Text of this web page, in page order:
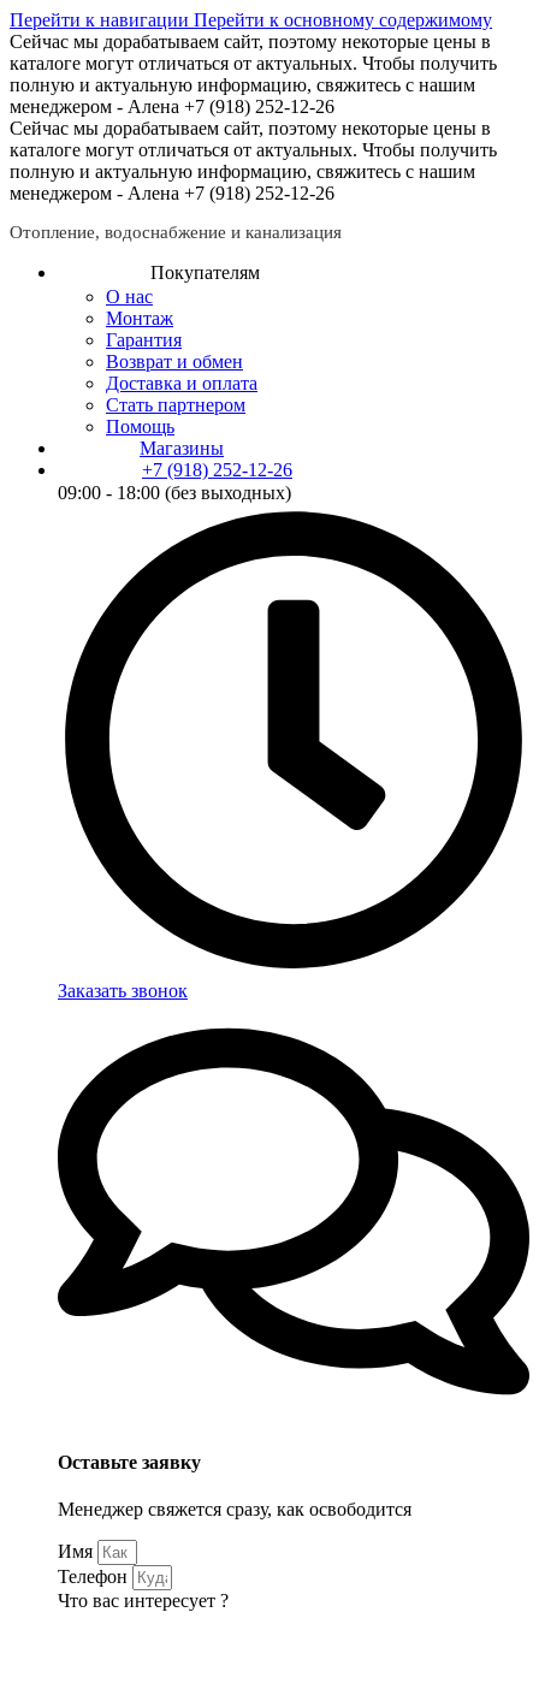
Перейти к навигации Перейти к основному содержимому
Сейчас мы дорабатываем сайт, поэтому некоторые цены в
каталоге могут отличаться от актуальных. Чтобы получить
полную и актуальную информацию, свяжитесь с нашим
менеджером - Алена +7 (918) 252-12-26
Сейчас мы дорабатываем сайт, поэтому некоторые цены в
каталоге могут отличаться от актуальных. Чтобы получить
полную и актуальную информацию, свяжитесь с нашим
менеджером - Алена +7 (918) 252-12-26
Отопление, водоснабжение и канализация
Покупателям
О нас
Монтаж
Гарантия
Возврат и обмен
Доставка и оплата
Стать партнером
Помощь
Магазины
+7 (918) 252-12-26
09:00 - 18:00 (без выходных)
Заказать звонок
Оставьте заявку
Менеджер свяжется сразу, как освободится
Имя
Телефон
Что вас интересует ?